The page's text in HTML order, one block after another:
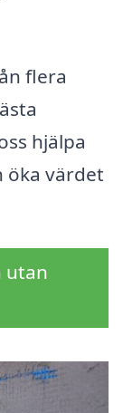
flera
hjälpa
öka värdet
utan